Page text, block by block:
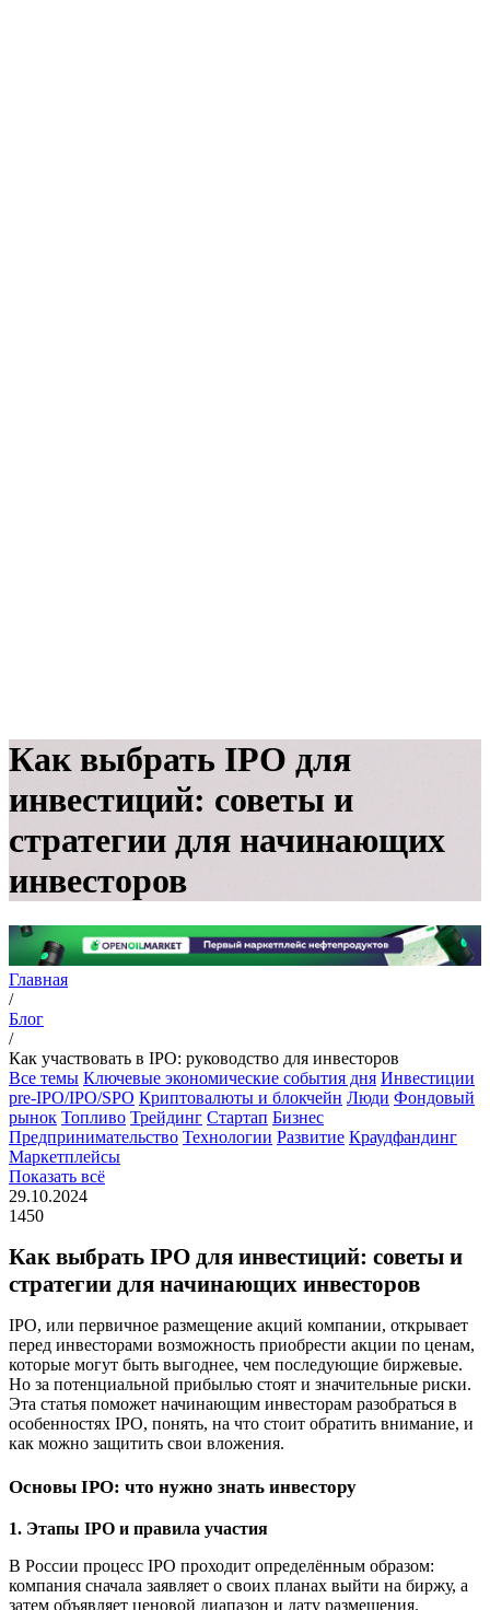
Как выбрать IPO для
инвестиций: советы и
стратегии для начинающих
инвесторов
Главная
/
Блог
/
Как участвовать в IPO: руководство для инвесторов
Все темы Ключевые экономические события дня Инвестиции
pre-IPO/IPO/SPO Криптовалюты и блокчейн Люди Фондовый
рынок Топливо Трейдинг Стартап Бизнес
Предпринимательство Технологии Развитие Краудфандинг
Маркетплейсы
Показать всё
29.10.2024
1450
Как выбрать IPO для инвестиций: советы и
стратегии для начинающих инвесторов
IPO, или первичное размещение акций компании, открывает
перед инвесторами возможность приобрести акции по ценам,
которые могут быть выгоднее, чем последующие биржевые.
Но за потенциальной прибылью стоят и значительные риски.
Эта статья поможет начинающим инвесторам разобраться в
особенностях IPO, понять, на что стоит обратить внимание, и
как можно защитить свои вложения.
Основы IPO: что нужно знать инвестору
1. Этапы IPO и правила участия
В России процесс IPO проходит определённым образом:
компания сначала заявляет о своих планах выйти на биржу, а
затем объявляет ценовой диапазон и дату размещения.